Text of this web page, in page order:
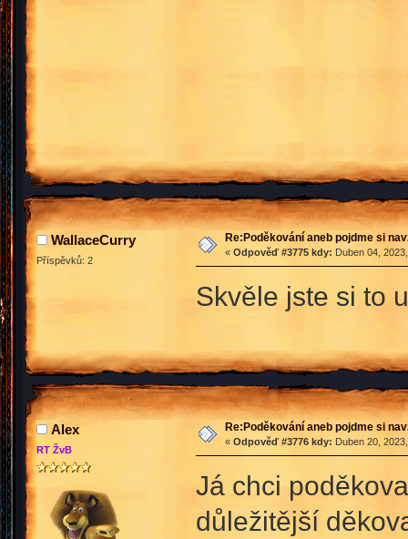
WallaceCurry
Příspěvků: 2
Re:Poděkování aneb pojdme si
« Odpověď #3775 kdy: Duben 04,
Skvěle jste si to
Аlex
RT ŽvB
Re:Poděkování aneb pojdme si
« Odpověď #3776 kdy: Duben 20,
Já chci
důležitější